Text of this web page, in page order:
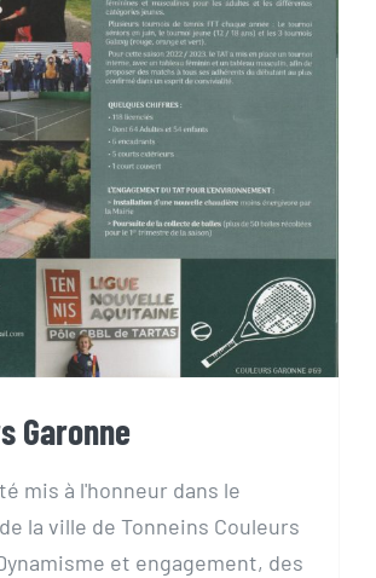
Garonne
Garonne
mis à l'honneur dans le
la ville de Tonneins Couleurs
et engagement, des